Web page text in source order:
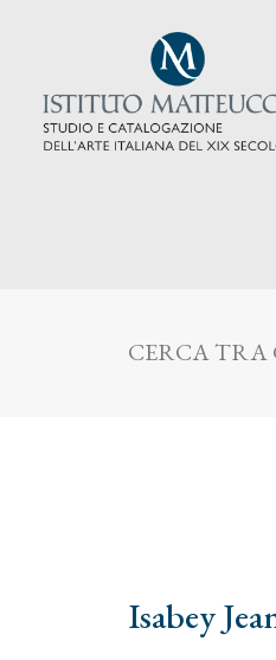
CERCA TRA
Isabey